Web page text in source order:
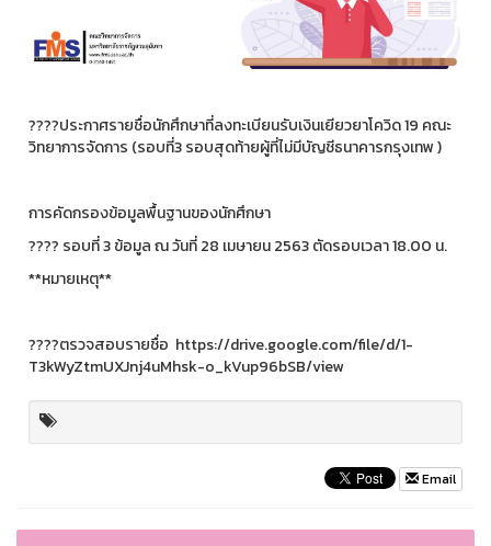
????ประกาศรายชื่อนักศึกษาที่ลงทะเบียนรับเงินเยียวยาโควิด 19 คณะ
วิทยาการจัดการ (รอบที่3 รอบสุดท้ายผู้ที่ไม่มีบัญชีธนาคารกรุงเทพ )
การคัดกรองข้อมูลพื้นฐานของนักศึกษา
???? รอบที่ 3 ข้อมูล ณ วันที่ 28 เมษายน 2563 ตัดรอบเวลา 18.00 น.
**หมายเหตุ**
????ตรวจสอบรายชื่อ https://drive.google.com/file/d/1-
T3kWyZtmUXJnj4uMhsk-o_kVup96bSB/view
Email